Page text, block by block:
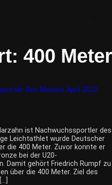
400 Meter
Des Monats April 2022
ist Nachwuchssportler des
Leichtathlet wurde Deutscher
die 400 Meter. Zuvor konnte er
bei der U20-
Damit gehört Friedrich Rumpf zu
über die 400 Meter. Ziel des